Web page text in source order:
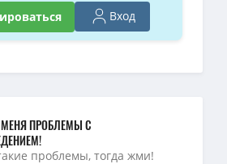
Вход
МЕНЯ ПРОБЛЕМЫ С
проблемы, тогда жми!